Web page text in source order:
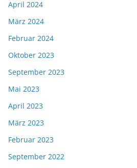
April 2024
März 2024
Februar 2024
Oktober 2023
September 2023
Mai 2023
April 2023
März 2023
Februar 2023
September 2022